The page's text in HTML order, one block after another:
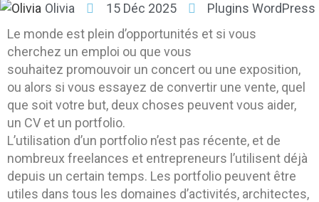
Olivia 15 Déc 2025
Plugins WordPress
Le monde est plein d’opportunités et si vous
cherchez un emploi ou que vous
souhaitez promouvoir un concert ou une exposition,
ou alors si vous essayez de convertir une vente, quel
que soit votre but, deux choses peuvent vous aider,
un CV et un portfolio.
L’utilisation d’un portfolio n’est pas récente, et de
nombreux freelances et entrepreneurs l’utilisent déjà
depuis un certain temps. Les portfolio peuvent être
utiles dans tous les domaines d’activités, architectes,